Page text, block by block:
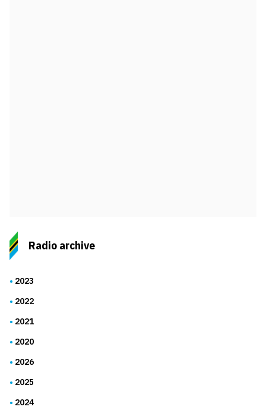
Radio archive
2023
2022
2021
2020
2026
2025
2024